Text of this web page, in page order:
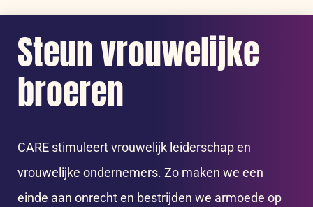
Steun vrouwelijke
broeren
CARE stimuleert vrouwelijk leiderschap en
vrouwelijke ondernemers. Zo maken we een
einde aan onrecht en bestrijden we armoede op